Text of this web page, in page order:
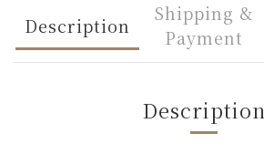
Description
Shipping &
Payment
Description